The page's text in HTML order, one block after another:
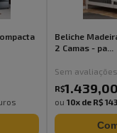
Beliche
2 Camas - pa...
Sem avaliações
R$1.439,00
ou 10x de R$